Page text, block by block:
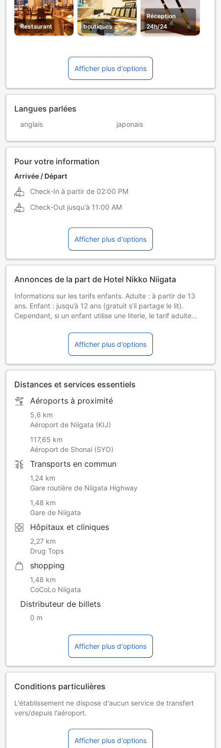
Restaurant boutiques
Réception
24h/24
Afficher plus d'options
Langues parlées
anglais japonais
Pour votre information
Arrivée / Départ
Check-In à partir de 02:00 PM
Check-Out jusqu'à 11:00 AM
Afficher plus d'options
Annonces de la part de Hotel Nikko Niigata
Informations sur les tarifs enfants. Adulte : à partir de 13
ans. Enfant : jusqu’à 12 ans (gratuit s’il partage le lit).
Cependant, si un enfant utilise une literie, le tarif adulte
Afficher plus d'options
Distances et services essentiels
Aéroports à proximité
5,6 km
Aéroport de Niigata (KIJ)
117,65 km
Aéroport de Shonai (SYO)
Transports en commun
1,24 km
Gare routière de Niigata Highway
1,48 km
Gare de Niigata
Hôpitaux et cliniques
2,27 km
Drug Tops
shopping
1,48 km
CoCoLo Niigata
Distributeur de billets
0 m
Afficher plus d'options
Conditions particulières
L'établissement ne dispose d'aucun service de transfert
vers/depuis l'aéroport.
Jeunes enfants de 0 à 0 an(s) [inclus]
Séjour gratuit en utilisant la literie existante. Veuillez noter
Afficher plus d'options